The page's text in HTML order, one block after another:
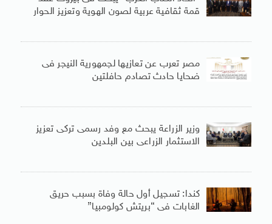
قمة ثقافية عربية لصون الهوية وتعزيز الحوار
مصر تعرب عن تعازيها لجمهورية النيجر فى
ضحايا حادث تصادم حافلتين
وزير الزراعة يبحث مع وفد رسمى تركى تعزيز
الاستثمار الزراعى بين البلدين
كندا: تسجيل أول حالة وفاة بسبب حريق
الغابات فى “بريتش كولومبيا”